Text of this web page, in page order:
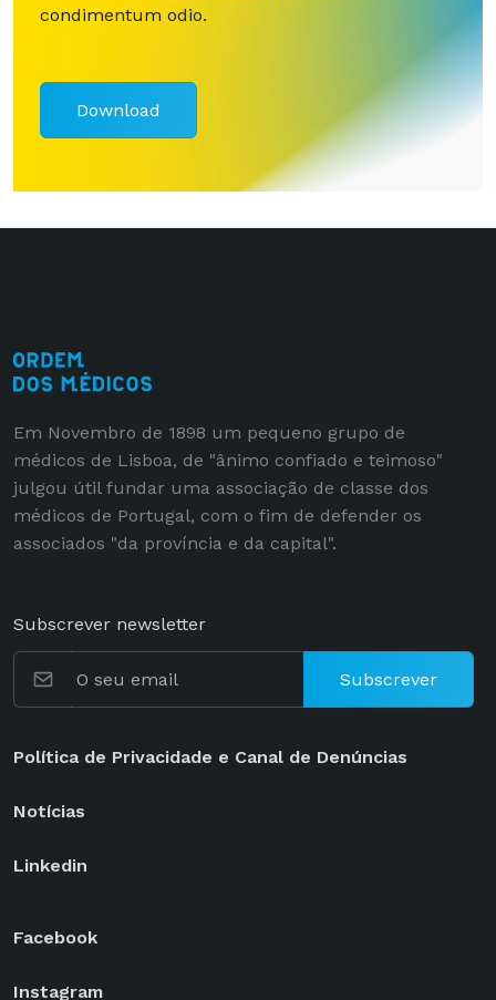
condimentum odio.
Download
Em Novembro de 1898 um pequeno grupo de
médicos de Lisboa, de "ânimo confiado e teimoso"
julgou útil fundar uma associação de classe dos
médicos de Portugal, com o fim de defender os
associados "da província e da capital".
Subscrever newsletter
Subscrever
Política de Privacidade e Canal de Denúncias
Notícias
Linkedin
Facebook
Instagram